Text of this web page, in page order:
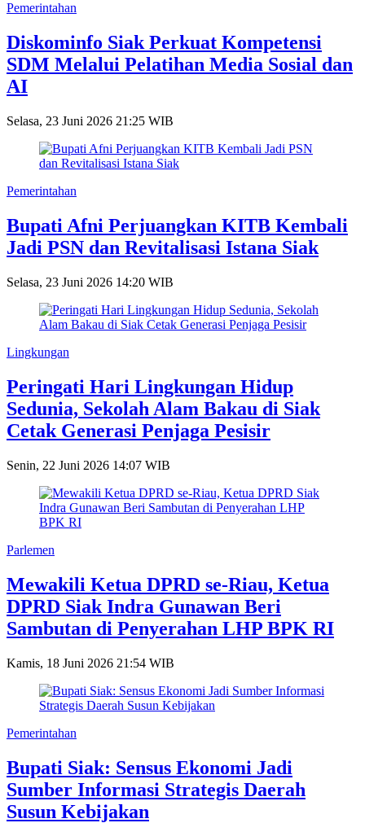
Pemerintahan
Diskominfo Siak Perkuat Kompetensi
SDM Melalui Pelatihan Media Sosial dan
AI
Selasa, 23 Juni 2026 21:25 WIB
Pemerintahan
Bupati Afni Perjuangkan KITB Kembali
Jadi PSN dan Revitalisasi Istana Siak
Selasa, 23 Juni 2026 14:20 WIB
Lingkungan
Peringati Hari Lingkungan Hidup
Sedunia, Sekolah Alam Bakau di Siak
Cetak Generasi Penjaga Pesisir
Senin, 22 Juni 2026 14:07 WIB
Parlemen
Mewakili Ketua DPRD se-Riau, Ketua
DPRD Siak Indra Gunawan Beri
Sambutan di Penyerahan LHP BPK RI
Kamis, 18 Juni 2026 21:54 WIB
Pemerintahan
Bupati Siak: Sensus Ekonomi Jadi
Sumber Informasi Strategis Daerah
Susun Kebijakan